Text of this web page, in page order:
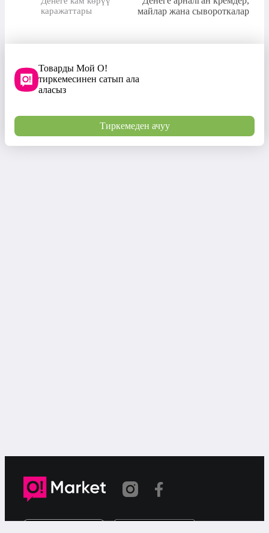
каражаттары
майлар жана сывороткалар
Товарды Мой О!
тиркемесинен сатып ала
аласыз
Тиркемеден ачуу